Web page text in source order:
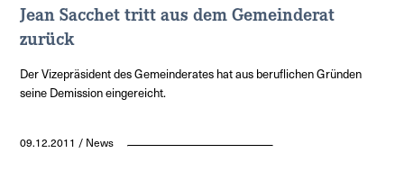
Jean Sacchet tritt aus dem Gemeinderat
zurück
Der Vizepräsident des Gemeinderates hat aus beruflichen Gründen
seine Demission eingereicht.
09.12.2011 / News